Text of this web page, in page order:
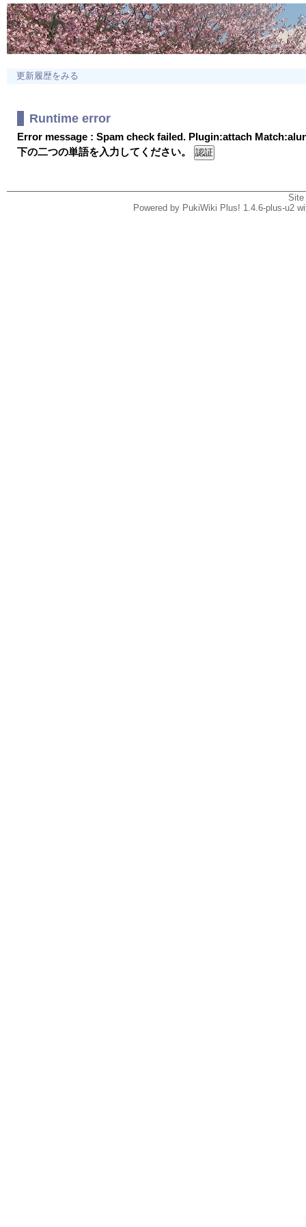
更新履歴をみる
Runtime error
Error message : Spam check failed. Plugin:attach
下の二つの単語を入力してください。
Powered by PukiWiki Plus! 1.4.6-plus-u2